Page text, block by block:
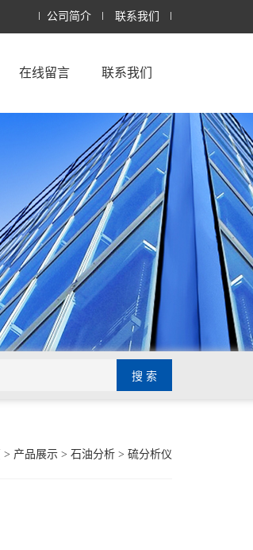
公司简介 联系我们
在线留言 联系我们
> 产品展示 > 石油分析 > 硫分析仪